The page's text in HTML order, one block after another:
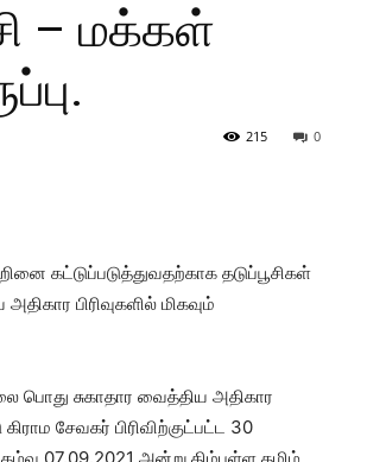
– மக்கள்
0
215
கட்டுப்படுத்துவதற்காக தடுப்பூசிகள்
பிரிவுகளில் மிகவும்
பொது சுகாதார வைத்திய அதிகார
சேவகர் பிரிவிற்குட்பட்ட 30